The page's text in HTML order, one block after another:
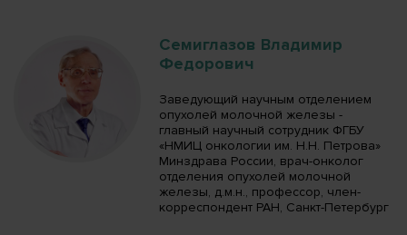
Семиглазов Владимир
Федорович
Заведующий научным отделением
опухолей молочной железы -
главный научный сотрудник ФГБУ
«НМИЦ онкологии им. Н.Н. Петрова»
Минздрава России, врач-онколог
отделения опухолей молочной
железы, д.м.н., профессор, член-
корреспондент РАН, Санкт-Петербург